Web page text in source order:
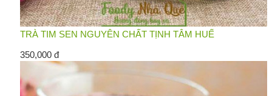
TRÀ TIM SEN NGUYÊN CHẤT TỊNH TÂM HUẾ
350,000 đ